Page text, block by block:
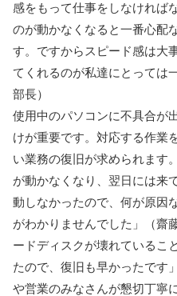
感をもって仕事をしなければ
のが動かなくなると一番心配
す。ですからスピード感は大
てくれるのが私達にとっては
部長）
使用中のパソコンに不具合が
けが重要です。対応する作業
い業務の復旧が求められます
が動かなくなり、翌日には来
動しなかったので、何が原因
がわかりませんでした」（齋
ードディスクが壊れているこ
たので、復旧も早かったです
や営業のみなさんが懇切丁寧